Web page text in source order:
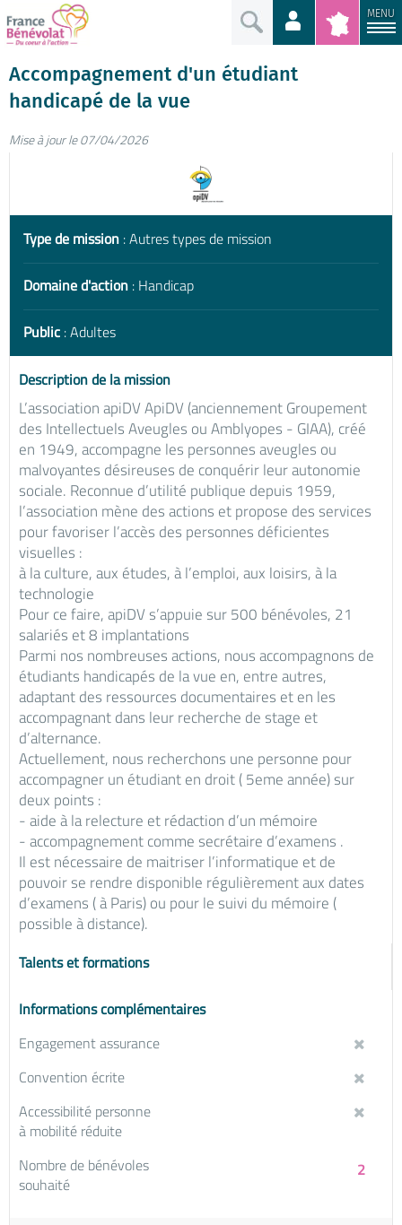
MENU
Accompagnement d'un étudiant
handicapé de la vue
Mise à jour le 07/04/2026
Type de mission : Autres types de mission
Domaine d'action : Handicap
Public : Adultes
Description de la mission
L’association apiDV ApiDV (anciennement Groupement
des Intellectuels Aveugles ou Amblyopes - GIAA), créé
en 1949, accompagne les personnes aveugles ou
malvoyantes désireuses de conquérir leur autonomie
sociale. Reconnue d’utilité publique depuis 1959,
l’association mène des actions et propose des services
pour favoriser l’accès des personnes déficientes
visuelles :
à la culture, aux études, à l’emploi, aux loisirs, à la
technologie
Pour ce faire, apiDV s’appuie sur 500 bénévoles, 21
salariés et 8 implantations
Parmi nos nombreuses actions, nous accompagnons de
étudiants handicapés de la vue en, entre autres,
adaptant des ressources documentaires et en les
accompagnant dans leur recherche de stage et
d’alternance.
Actuellement, nous recherchons une personne pour
accompagner un étudiant en droit ( 5eme année) sur
deux points :
- aide à la relecture et rédaction d’un mémoire
- accompagnement comme secrétaire d’examens .
Il est nécessaire de maitriser l’informatique et de
pouvoir se rendre disponible régulièrement aux dates
d’examens ( à Paris) ou pour le suivi du mémoire (
possible à distance).
Talents et formations
Informations complémentaires
Engagement assurance
Convention écrite
Accessibilité personne
à mobilité réduite
2
Nombre de bénévoles
souhaité